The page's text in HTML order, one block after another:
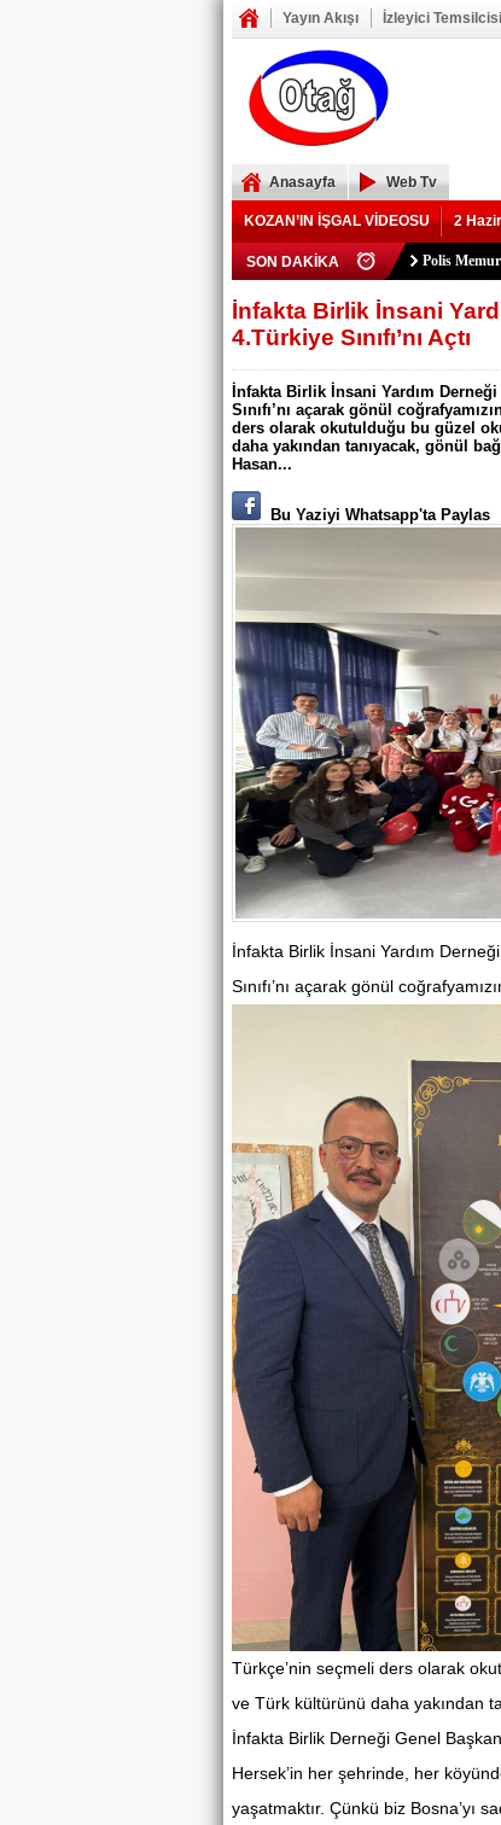
Yayın Akışı İzleyici Temsilcisi
Anasayfa Web Tv
KOZAN’IN İŞGAL VİDEOSU 2
SON DAKİKA
YIKILAN
73
Şerif
ZAFER
Polis
Kozan
ELEKTRİK
DAMDAN
Feke’de
Mansurlu
İnfakta Birlik İnsani
4.Türkiye Sınıfı’nı Açtı
İnfakta Birlik İnsani Yardım
Sınıfı’nı açarak gönül
ders olarak okutulduğu bu güzel
daha yakından tanıyacak, gönül
Hasan...
Bu Yaziyi Whatsapp'ta Paylas
İnfakta Birlik İnsani Yardım
Sınıfı’nı açarak gönül
Türkçe’nin seçmeli ders olarak
ve Türk kültürünü daha yakından
İnfakta Birlik Derneği Genel
Hersek’in her şehrinde, her
yaşatmaktır. Çünkü biz Bosna’yı